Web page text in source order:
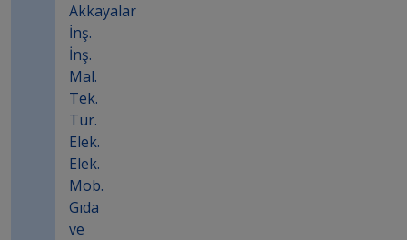
Akkayalar
İnş.
İnş.
Mal.
Tek.
Tur.
Elek.
Elek.
Mob.
Gıda
ve